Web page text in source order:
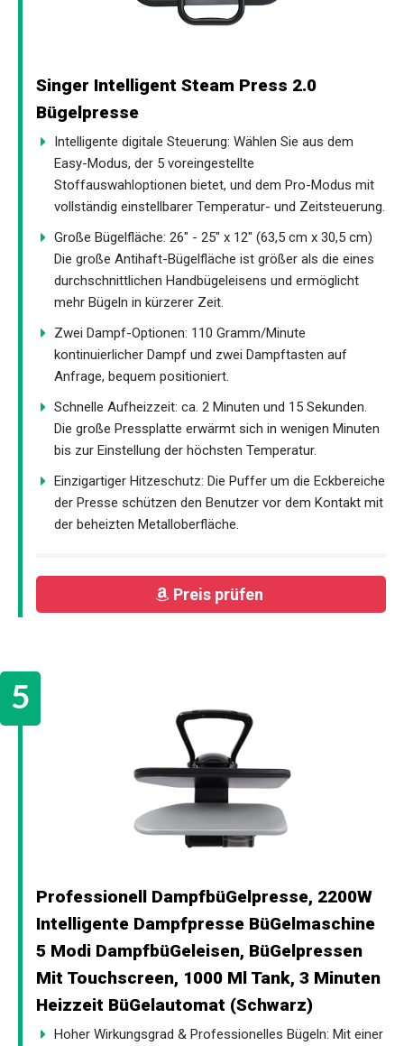
Singer Intelligent Steam Press 2.0
Bügelpresse
Intelligente digitale Steuerung: Wählen Sie aus dem
Easy-Modus, der 5 voreingestellte
Stoffauswahloptionen bietet, und dem Pro-Modus mit
vollständig einstellbarer Temperatur- und Zeitsteuerung.
Große Bügelfläche: 26" - 25" x 12" (63,5 cm x 30,5 cm)
Die große Antihaft-Bügelfläche ist größer als die eines
durchschnittlichen Handbügeleisens und ermöglicht
mehr Bügeln in kürzerer Zeit.
Zwei Dampf-Optionen: 110 Gramm/Minute
kontinuierlicher Dampf und zwei Dampftasten auf
Anfrage, bequem positioniert.
Schnelle Aufheizzeit: ca. 2 Minuten und 15 Sekunden.
Die große Pressplatte erwärmt sich in wenigen Minuten
bis zur Einstellung der höchsten Temperatur.
Einzigartiger Hitzeschutz: Die Puffer um die Eckbereiche
der Presse schützen den Benutzer vor dem Kontakt mit
der beheizten Metalloberfläche.
Preis prüfen
Professionell DampfbüGelpresse, 2200W
Intelligente Dampfpresse BüGelmaschine
5 Modi DampfbüGeleisen, BüGelpressen
Mit Touchscreen, 1000 Ml Tank, 3 Minuten
Heizzeit BüGelautomat (Schwarz)
Hoher Wirkungsgrad & Professionelles Bügeln: Mit einer